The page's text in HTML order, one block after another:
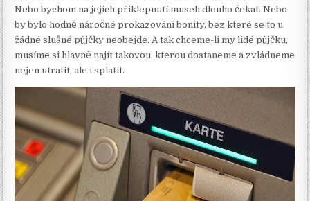
Nebo bychom na jejich přiklepnutí museli dlouho čekat. Nebo
by bylo hodně náročné prokazování bonity, bez které se to u
žádné slušné půjčky neobejde. A tak chceme-li my lidé půjčku,
musíme si hlavně najít takovou, kterou dostaneme a zvládneme
nejen utratit, ale i splatit.